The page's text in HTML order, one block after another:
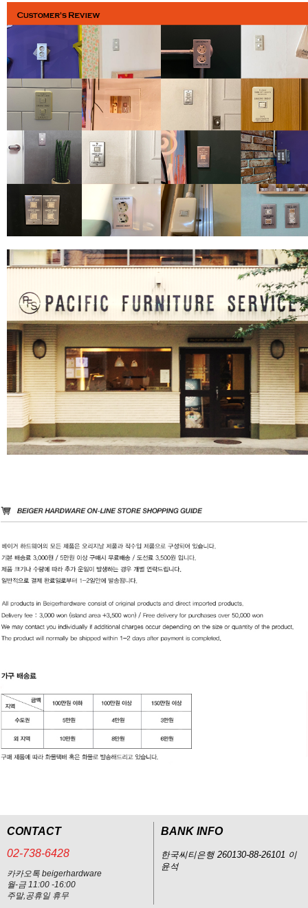
CONTACT
02-738-6428
카카오톡 beigerhardware
월-금 11:00 -16:00
주말,공휴일 휴무
BANK INFO
한국씨티은행 260130-88-26101 이
윤석